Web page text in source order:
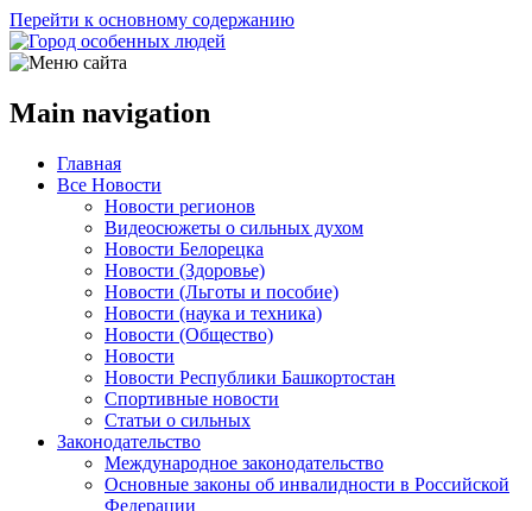
Перейти к основному содержанию
Main navigation
Главная
Все Новости
Новости регионов
Видеосюжеты о сильных духом
Новости Белорецка
Новости (Здоровье)
Новости (Льготы и пособие)
Новости (наука и техника)
Новости (Общество)
Новости
Новости Республики Башкортостан
Спортивные новости
Статьи о сильных
Законодательство
Международное законодательство
Основные законы об инвалидности в Российской
Федерации